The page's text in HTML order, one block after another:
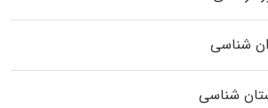
شناسی
شناسی